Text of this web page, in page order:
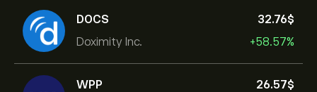
DOCS
Doximity Inc.
32.76‎$‎
+58.57%
WPP
26.57‎$‎